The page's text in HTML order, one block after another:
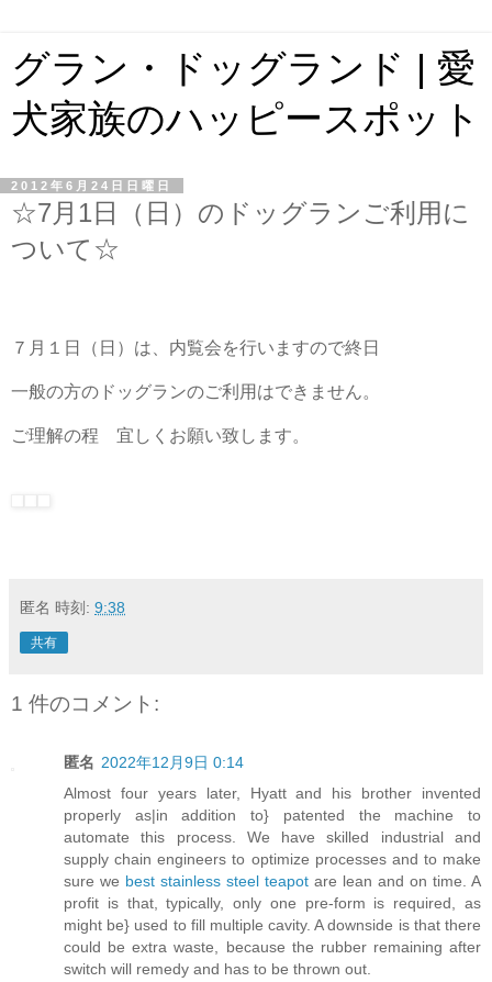
グラン・ドッグランド | 愛
犬家族のハッピースポット
2012年6月24日日曜日
☆7月1日（日）のドッグランご利用に
ついて☆
７月１日（日）は、内覧会を行いますので終日
一般の方のドッグランのご利用はできません。
ご理解の程 宜しくお願い致します。
匿名 時刻: 9:38
共有
1 件のコメント:
匿名 2022年12月9日 0:14
Almost four years later, Hyatt and his brother invented
properly as|in addition to} patented the machine to
automate this process. We have skilled industrial and
supply chain engineers to optimize processes and to make
sure we best stainless steel teapot are lean and on time. A
profit is that, typically, only one pre-form is required, as
might be} used to fill multiple cavity. A downside is that there
could be extra waste, because the rubber remaining after
switch will remedy and has to be thrown out.